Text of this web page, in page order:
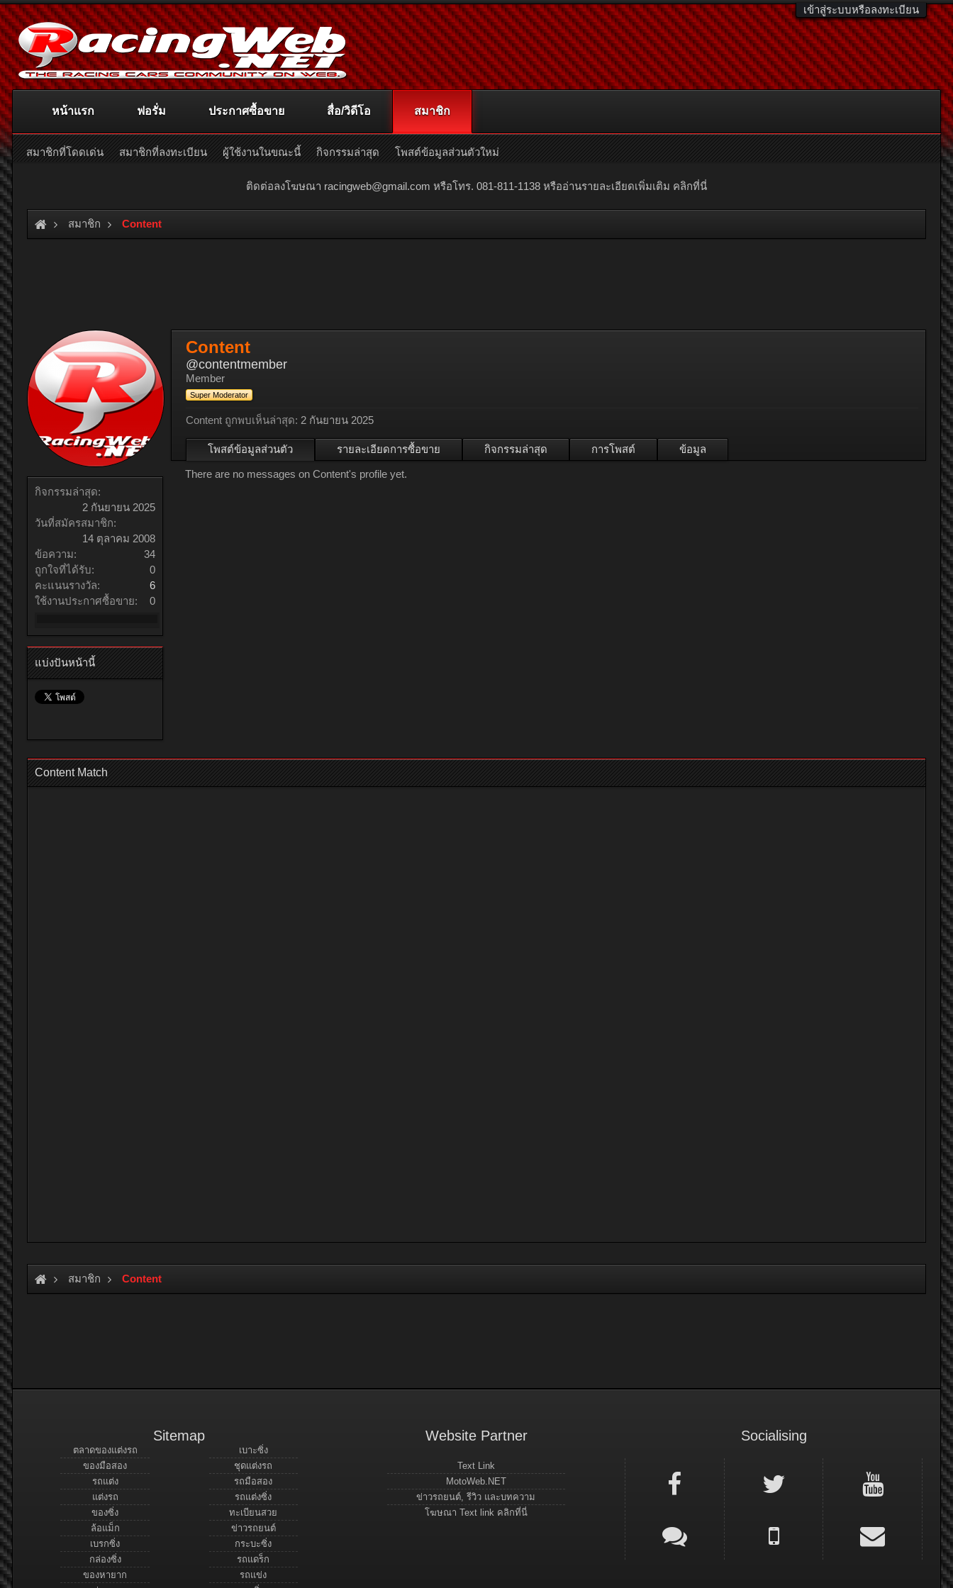
เข้าสู่ระบบหรือลงทะเบียน
ติดต่อลงโฆษณา racingweb@gmail.com หรือโทร. 081-811-1138 หรืออ่านรายละเอียดเพิ่มเติม คลิกที่นี่
สมาชิก Content
กิจกรรมล่าสุด:
2 กันยายน 2025
วันที่สมัครสมาชิก:
14 ตุลาคม 2008
ข้อความ:
34
ถูกใจที่ได้รับ:
0
คะแนนรางวัล:
6
ใช้งานประกาศซื้อขาย:
0
แบ่งปันหน้านี้
Content
@contentmember
Member
Super Moderator
Content ถูกพบเห็นล่าสุด: 2 กันยายน 2025
โพสต์ข้อมูลส่วนตัว รายละเอียดการซื้อขาย กิจกรรมล่าสุด การโพสต์ ข้อมูล
There are no messages on Content's profile yet.
Content Match
สมาชิก Content
หน้าแรก ฟอรั่ม ประกาศซื้อขาย สื่อ/วิดีโอ สมาชิก
สมาชิกที่โดดเด่น สมาชิกที่ลงทะเบียน ผู้ใช้งานในขณะนี้ กิจกรรมล่าสุด โพสต์ข้อมูลส่วนตัวใหม่
Sitemap
ตลาดของแต่งรถ
ของมือสอง
รถแต่ง
แต่งรถ
ของซิ่ง
ล้อแม็ก
เบรกซิ่ง
กล่องซิ่ง
ของหายาก
เบาะซิ่ง
ชุดแต่งรถ
รถมือสอง
รถแต่งซิ่ง
ทะเบียนสวย
ข่าวรถยนต์
กระบะซิ่ง
รถแดร็ก
รถแข่ง
Website Partner
Text Link
MotoWeb.NET
ข่าวรถยนต์, รีวิว และบทความ
โฆษณา Text link คลิกที่นี่
Socialising